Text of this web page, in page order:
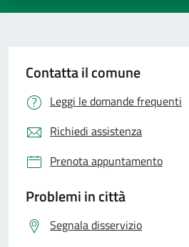
Contatta il comune
Leggi le domande frequenti
Richiedi assistenza
Prenota appuntamento
Problemi in città
Segnala disservizio